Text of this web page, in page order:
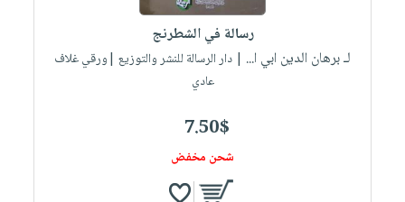
رسالة في الشطرنج
لـ برهان الدين ابي ا... | دار الرسالة للنشر والتوزيع |ورقي غلاف
عادي
7.50$
شحن مخفض